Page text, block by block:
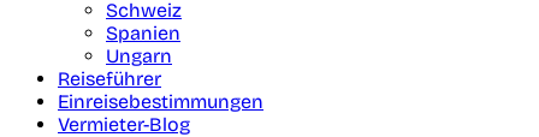
Schweiz
Spanien
Ungarn
Reiseführer
Einreisebestimmungen
Vermieter-Blog